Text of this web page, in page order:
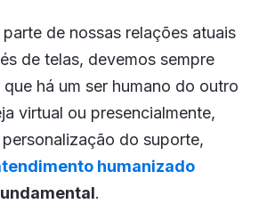
de nossas relações atuais
de telas, devemos sempre
há um ser humano do outro
virtual ou presencialmente,
do suporte,
humanizado
.